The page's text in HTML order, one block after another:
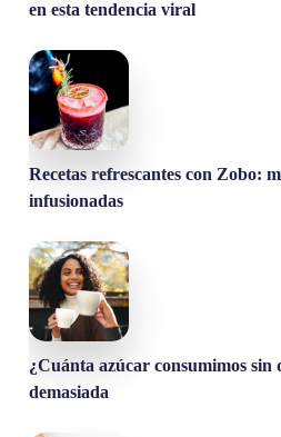
en esta tendencia viral
Recetas refrescantes con Zobo:
infusionadas
¿Cuánta azúcar consumimos sin
demasiada